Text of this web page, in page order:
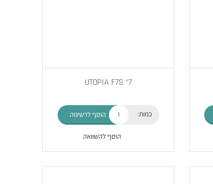
UTOPIA F7S “7
כמות: הוסף לרשימה
הוסף להשוואה